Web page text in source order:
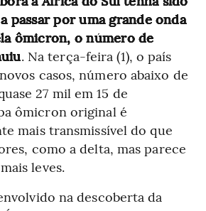
passar por uma grande onda
ômicron, o número de
. Na terça-feira (1), o país
casos, número abaixo de
27 mil em 15 de
ômicron original é
mais transmissível do que
como a delta, mas parece
leves.
na descoberta da